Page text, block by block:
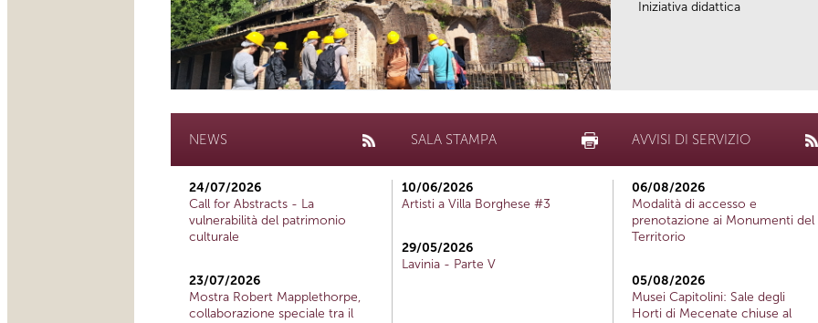
Iniziativa didattica
NEWS
24/07/2026
Call for Abstracts - La
vulnerabilità del patrimonio
culturale
23/07/2026
Mostra Robert Mapplethorpe,
collaborazione speciale tra il
SALA STAMPA
10/06/2026
Artisti a Villa Borghese #3
29/05/2026
Lavinia - Parte V
AVVISI DI SERVIZIO
06/08/2026
Modalità di accesso e
prenotazione ai Monumenti del
Territorio
05/08/2026
Musei Capitolini: Sale degli
Horti di Mecenate chiuse al